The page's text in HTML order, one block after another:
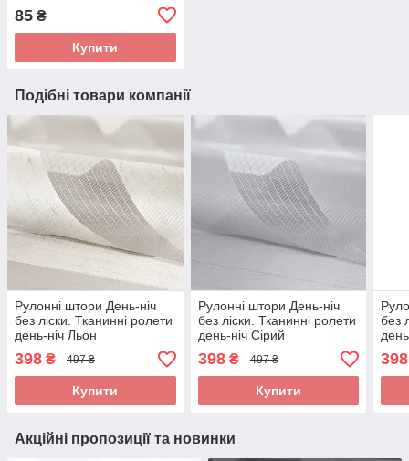
85 ₴
Купити
Подібні товари компанії
Рулонні штори День-ніч
без ліски. Тканинні ролети
день-ніч Льон
398 ₴ 497 ₴
Купити
Рулонні штори День-ніч
без ліски. Тканинні ролети
день-ніч Сірий
398₴ 497 ₴
Купити
без
398
Акційні пропозиції та новинки